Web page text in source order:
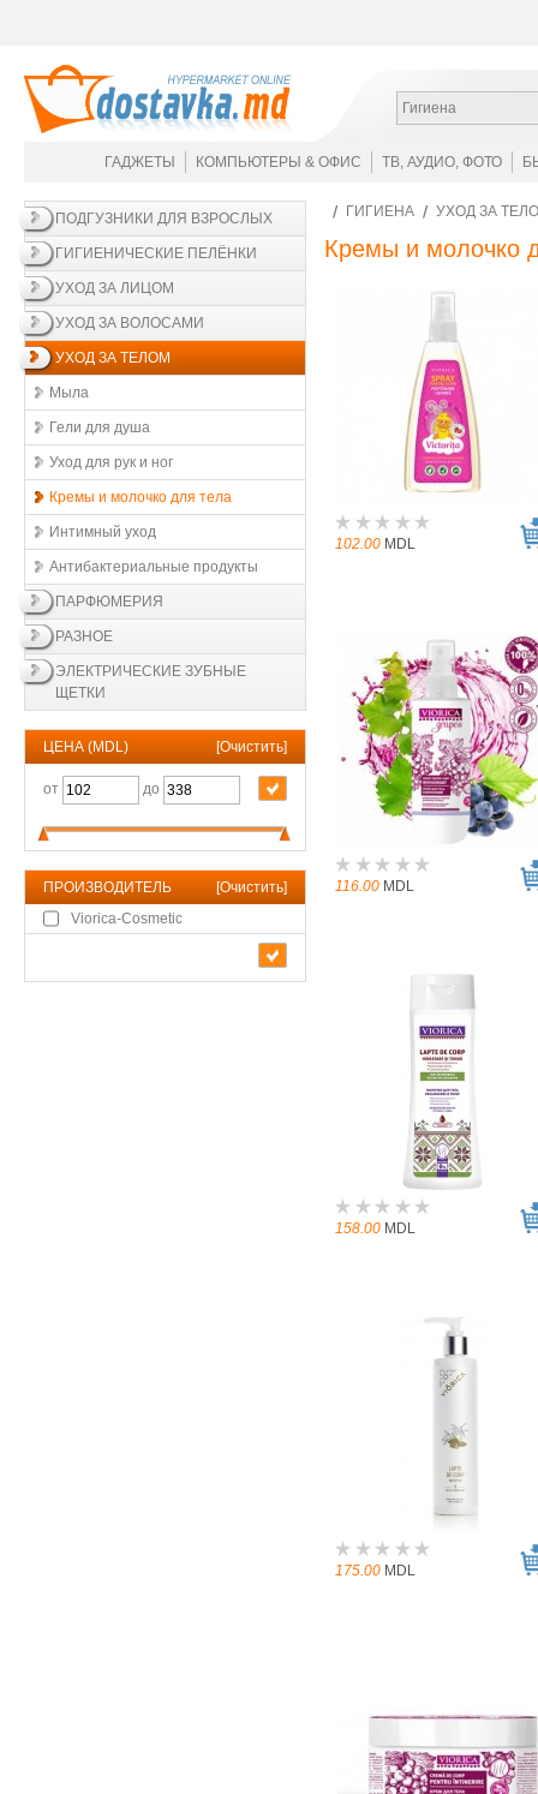
Гигиена
ГАДЖЕТЫ КОМПЬЮТЕРЫ & ОФИС ТВ, АУДИО, ФОТО
ПОДГУЗНИКИ ДЛЯ ВЗРОСЛЫХ
ГИГИЕНИЧЕСКИЕ ПЕЛЁНКИ
УХОД ЗА ЛИЦОМ
УХОД ЗА ВОЛОСАМИ
УХОД ЗА ТЕЛОМ
Мыла
Гели для душа
Уход для рук и ног
Кремы и молочко для тела
Интимный уход
Антибактериальные продукты
ПАРФЮМЕРИЯ
РАЗНОЕ
ЭЛЕКТРИЧЕСКИЕ ЗУБНЫЕ
ЩЕТКИ
ЦЕНА (MDL) [Очистить]
от до
ПРОИЗВОДИТЕЛЬ [Очистить]
Viorica-Cosmetic
ГИГИЕНА УХОД ЗА
Кремы и молочко
102.00 MDL
116.00 MDL
158.00 MDL
175.00 MDL